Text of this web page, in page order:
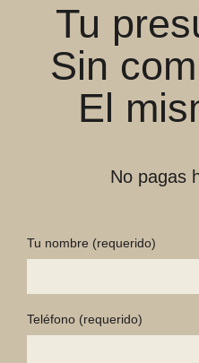
Tu
Sin
El
No pagas
Tu nombre (requerido)
Teléfono (requerido)